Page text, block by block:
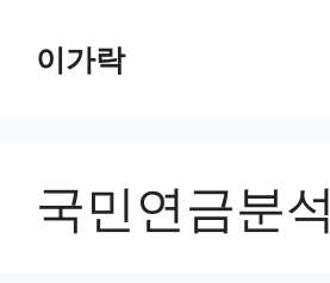
이가락
국민연금분석